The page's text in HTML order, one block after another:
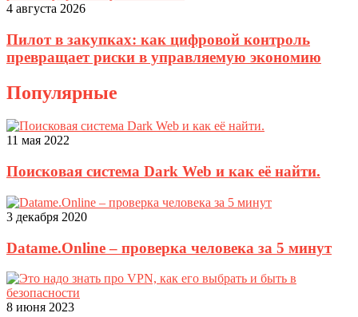
4 августа 2026
Пилот в закупках: как цифровой контроль
превращает риски в управляемую экономию
Популярные
11 мая 2022
Поисковая система Dark Web и как её найти.
3 декабря 2020
Datame.Online – проверка человека за 5 минут
8 июня 2023